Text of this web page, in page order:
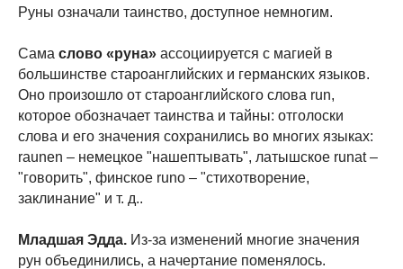
Руны означали таинство, доступное немногим.
Сама слово «руна» ассоциируется с магией в
большинстве староанглийских и германских языков.
Оно произошло от староанглийского слова run,
которое обозначает таинства и тайны: отголоски
слова и его значения сохранились во многих языках:
raunen – немецкое "нашептывать", латышское runat –
"говорить", финское runo – "стихотворение,
заклинание" и т. д..
Младшая Эдда. Из-за изменений многие значения
рун объединились, а начертание поменялось.